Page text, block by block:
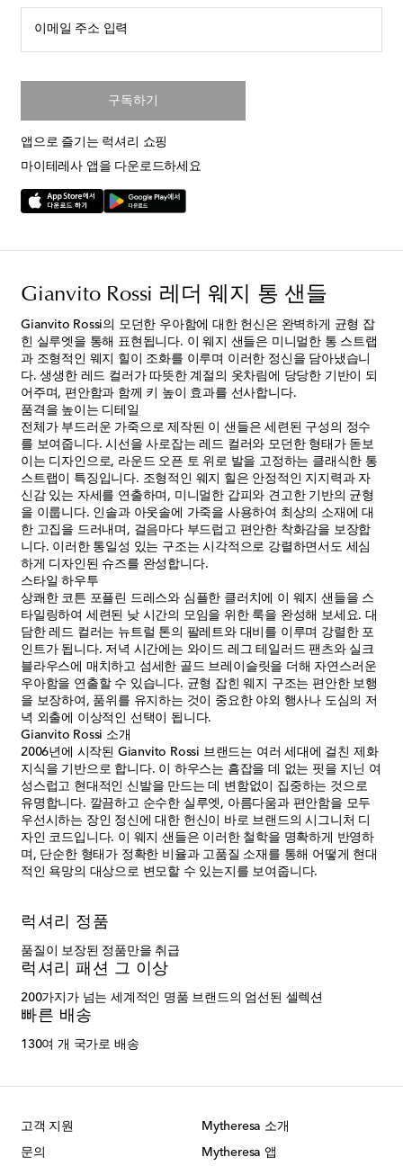
이메일 주소 입력
구독하기
앱으로 즐기는 럭셔리 쇼핑
마이테레사 앱을 다운로드하세요
Gianvito Rossi 레더 웨지 통 샌들
Gianvito Rossi의 모던한 우아함에 대한 헌신은 완벽하게 균형 잡
힌 실루엣을 통해 표현됩니다. 이 웨지 샌들은 미니멀한 통 스트랩
과 조형적인 웨지 힐이 조화를 이루며 이러한 정신을 담아냈습니
다. 생생한 레드 컬러가 따뜻한 계절의 옷차림에 당당한 기반이 되
어주며, 편안함과 함께 키 높이 효과를 선사합니다.
품격을 높이는 디테일
전체가 부드러운 가죽으로 제작된 이 샌들은 세련된 구성의 정수
를 보여줍니다. 시선을 사로잡는 레드 컬러와 모던한 형태가 돋보
이는 디자인으로, 라운드 오픈 토 위로 발을 고정하는 클래식한 통
스트랩이 특징입니다. 조형적인 웨지 힐은 안정적인 지지력과 자
신감 있는 자세를 연출하며, 미니멀한 갑피와 견고한 기반의 균형
을 이룹니다. 인솔과 아웃솔에 가죽을 사용하여 최상의 소재에 대
한 고집을 드러내며, 걸음마다 부드럽고 편안한 착화감을 보장합
니다. 이러한 통일성 있는 구조는 시각적으로 강렬하면서도 세심
하게 디자인된 슈즈를 완성합니다.
스타일 하우투
상쾌한 코튼 포플린 드레스와 심플한 클러치에 이 웨지 샌들을 스
타일링하여 세련된 낮 시간의 모임을 위한 룩을 완성해 보세요. 대
담한 레드 컬러는 뉴트럴 톤의 팔레트와 대비를 이루며 강렬한 포
인트가 됩니다. 저녁 시간에는 와이드 레그 테일러드 팬츠와 실크
블라우스에 매치하고 섬세한 골드 브레이슬릿을 더해 자연스러운
우아함을 연출할 수 있습니다. 균형 잡힌 웨지 구조는 편안한 보행
을 보장하여, 품위를 유지하는 것이 중요한 야외 행사나 도심의 저
녁 외출에 이상적인 선택이 됩니다.
Gianvito Rossi 소개
2006년에 시작된 Gianvito Rossi 브랜드는 여러 세대에 걸친 제화
지식을 기반으로 합니다. 이 하우스는 흠잡을 데 없는 핏을 지닌 여
성스럽고 현대적인 신발을 만드는 데 변함없이 집중하는 것으로
유명합니다. 깔끔하고 순수한 실루엣, 아름다움과 편안함을 모두
우선시하는 장인 정신에 대한 헌신이 바로 브랜드의 시그니처 디
자인 코드입니다. 이 웨지 샌들은 이러한 철학을 명확하게 반영하
며, 단순한 형태가 정확한 비율과 고품질 소재를 통해 어떻게 현대
적인 욕망의 대상으로 변모할 수 있는지를 보여줍니다.
럭셔리 정품
품질이 보장된 정품만을 취급
럭셔리 패션 그 이상
200가지가 넘는 세계적인 명품 브랜드의 엄선된 셀렉션
빠른 배송
130여 개 국가로 배송
고객 지원
문의
Mytheresa 소개
Mytheresa 앱